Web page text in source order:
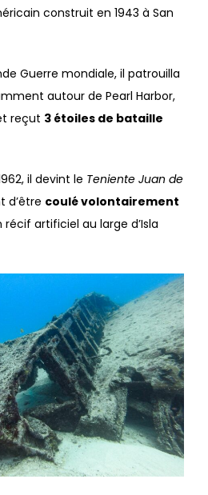
construit en 1943 à San
Guerre mondiale, il patrouilla
autour de Pearl Harbor,
reçut 3 étoiles de bataille
il devint le Teniente Juan de
d’être coulé volontairement
artificiel au large d’Isla